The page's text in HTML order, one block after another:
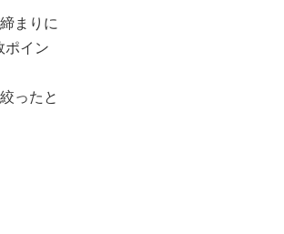
まりに
ポイン
ったと